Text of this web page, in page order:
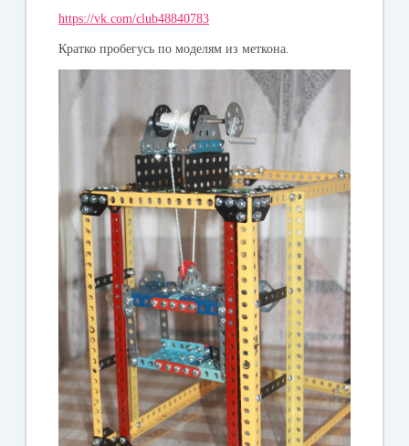
https://vk.com/club48840783
Кратко пробегусь по моделям из меткона.